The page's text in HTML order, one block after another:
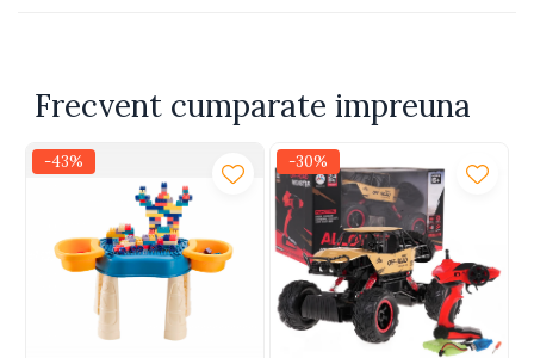
EN71. Recomandat copiilor cu varsta de peste 3 ani.
Frecvent cumparate impreuna
-43% -30%